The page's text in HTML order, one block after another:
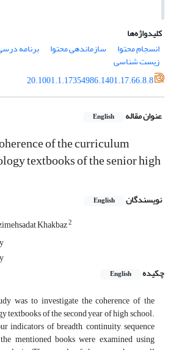
کلیدواژه‌ها
انسجام محتوا
سازماندهی محتوا برنامه
زیست شناسی
20.1001.1.17354986.1401.17.66.8.8
عنوان مقاله English
of the curriculum
textbooks of the senior high
نویسندگان English
Khakbaz2
چکیده
English
was to investigate the coherence of the
textbooks of the second year of high school.
indicators of breadth, continuity, sequence
mentioned books were examined using